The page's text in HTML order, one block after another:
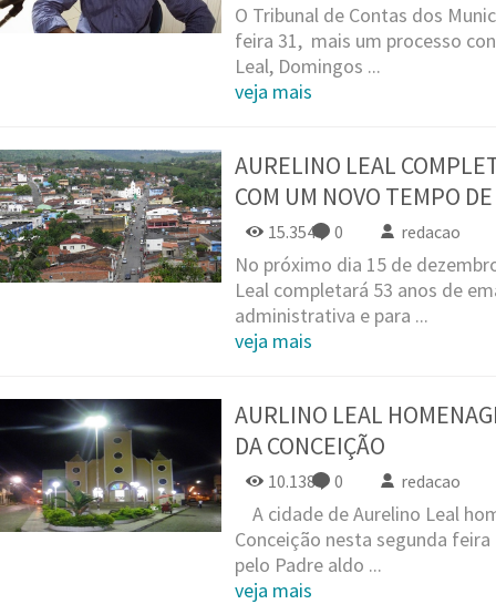
O Tribunal de Contas dos
feira 31, mais um processo
Leal, Domingos ...
veja mais
AURELINO LEAL
COM UM NOVO TEMPO
15.354 0 redacao
No próximo dia 15 de
Leal completará 53 anos de
administrativa e para ...
veja mais
AURLINO LEAL
DA CONCEIÇÃO
10.138 0 redacao
A cidade de Aurelino Leal
Conceição nesta segunda
pelo Padre aldo ...
veja mais